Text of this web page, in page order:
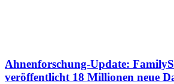
Ahnenforschung-Update:
veröffentlicht 18 Millionen neue